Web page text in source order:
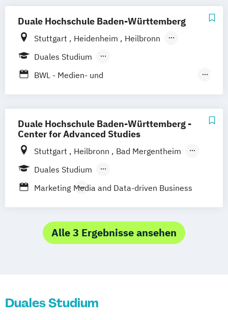
Kommunikation & Eventmanagement
Kommunikation & Eventmanagement
(dual)
Kommunikation & Medienmanagement
Kommunikationsmanagement (dual)
Online-Marketing & Marketingmanagement
Online-Marketing & Marketingmanagement
Veranstaltungsökonom (FH)
Vertriebsmanagement
Duale Hochschule Baden-Württemberg
Stuttgart Heidenheim
Heilbronn
Mannheim
Ravensburg
Duales Studium
Berufsbegleitendes Präsenzstudium
BWL - Medien- und
marketing
Business Management (Schwerpunkt
Marketing)
Medien und Marketing)
Duale Hochschule Baden-Württemberg -
Center for Advanced Studies
Stuttgart Heilbronn
Bad Mergentheim
Friedrichshafen
Ravensburg Villingen-Schwenningen
Horb am Neckar
Duales Studium
Berufsbegleitendes Präsenzstudium
Marketing Media and Data-driven Business
Alle 3 Ergebnisse ansehen
Duales Studium